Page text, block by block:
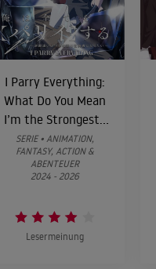
I Parry Everything:
What Do You Mean
I’m the Strongest?
I’m Not Even an
Adventurer Yet!
SERIE • ANIMATION,
FANTASY, ACTION &
ABENTEUER
2024 - 2026
Lesermeinung